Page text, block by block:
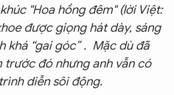
"Hoa hồng đêm" (lời Việt:
được giọng hát dày, sáng
khá “gai góc” . Mặc dù đã
trước đó nhưng anh vẫn có
diễn sôi động.